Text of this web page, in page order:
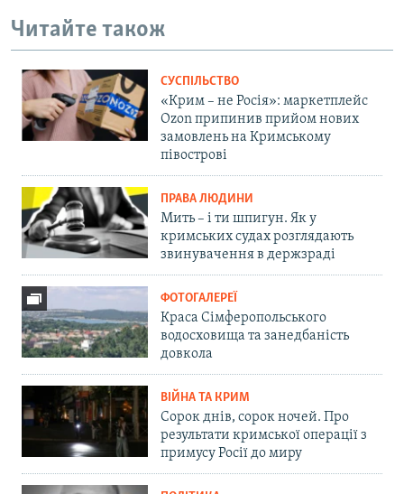
Читайте також
СУСПІЛЬСТВО
«Крим – не Росія»: маркетплейс
Ozon припинив прийом нових
замовлень на Кримському
півострові
ПРАВА ЛЮДИНИ
Мить – і ти шпигун. Як у
кримських судах розглядають
звинувачення в держзраді
ФОТОГАЛЕРЕЇ
Краса Сімферопольського
водосховища та занедбаність
довкола
ВІЙНА ТА КРИМ
Сорок днів, сорок ночей. Про
результати кримської операції з
примусу Росії до миру